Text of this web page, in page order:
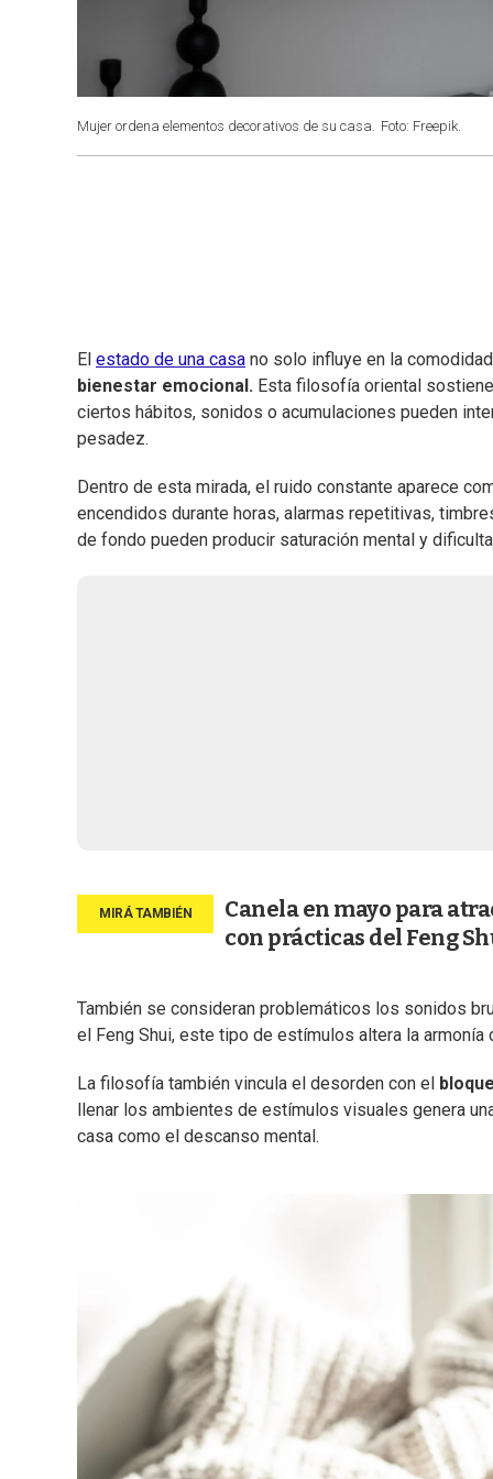
Mujer ordena elementos decorativos de su casa. Foto: Freepik.
El estado de una casa no solo influye en la
bienestar emocional. Esta filosofía oriental
ciertos hábitos, sonidos o acumulaciones pueden
pesadez.
Dentro de esta mirada, el ruido constante aparece
encendidos durante horas, alarmas repetitivas,
de fondo pueden producir saturación mental y
Canela en mayo para
con prácticas del Feng
También se consideran problemáticos los sonidos
el Feng Shui, este tipo de estímulos altera la
La filosofía también vincula el desorden con el
llenar los ambientes de estímulos visuales genera
casa como el descanso mental.